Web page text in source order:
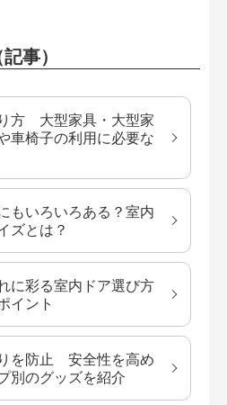
事）
方 大型家具・大型家
車椅子の利用に必要な
もいろいろある？室内
ズとは？
に彩る室内ドア選び方
イント
を防止 安全性を高め
別のグッズを紹介